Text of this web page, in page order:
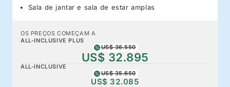
Sala de jantar e sala de estar amplas
OS PREÇOS COMEÇAM A
ALL-INCLUSIVE PLUS
US$ 36.550
US$ 32.895
ALL-INCLUSIVE
US$ 35.650
US$ 32.085